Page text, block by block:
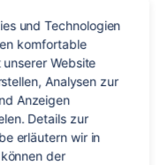
wir die Zeit gehabt,
genommen 😉
brauchten, war
ein Stündchen
und beißende
Walk mit
und Technologien
komfortable
Website
Analysen zur
Anzeigen
Details zur
erläutern wir in
der